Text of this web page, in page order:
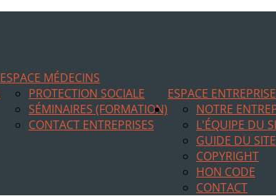
ESPACE MÉDECINS
ESPACE
PROTECTION SOCIALE
SÉMINAIRES (FORMATION)
CONTACT ENTREPRISES
NOTRE
L'ÉQUIPE DU
GUIDE DU SITE
COPYRIGHT
HON CODE
CONTACT